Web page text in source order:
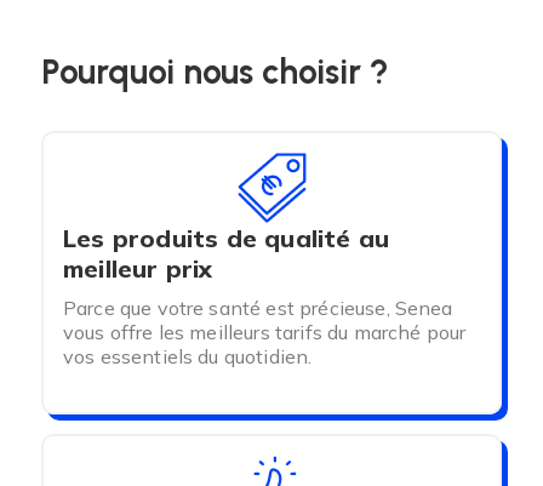
Pourquoi nous choisir ?
Les produits de qualité au
meilleur prix
Parce que votre santé est précieuse, Senea
vous offre les meilleurs tarifs du marché pour
vos essentiels du quotidien.